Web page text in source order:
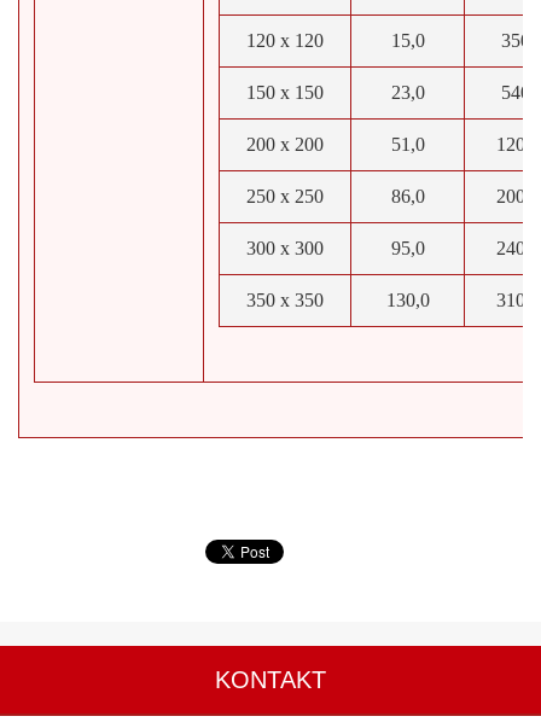
120 x 120 15,0 350
150 x 150 23,0 540
200 x 200 51,0 1200
250 x 250 86,0 2000
300 x 300 95,0 2400
350 x 350 130,0 3100
KONTAKT